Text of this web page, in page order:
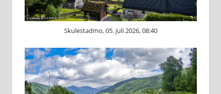
Skulestadmo, 05. juli 2026, 08:40